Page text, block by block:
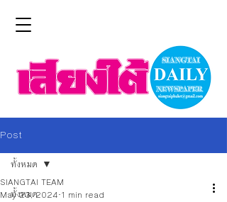
Post
ทั้งหมด
ทั้งหมด
SIANGTAI TEAM
May 23, 2024 1 min read